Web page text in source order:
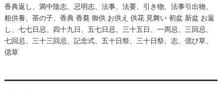
香典返し、満中陰志、忌明志、法事、法要、引き物、法事引出物、
粗供養、茶の子、香典 香奠 御供 お供え 供花 見舞い 初盆 新盆 お返
し、七七日忌、四十九日、五七日忌、三十五日、一周忌、三回忌、
七回忌、三十三回忌、記念式、五十日祭、三十日祭、志、偲び草、
偲草